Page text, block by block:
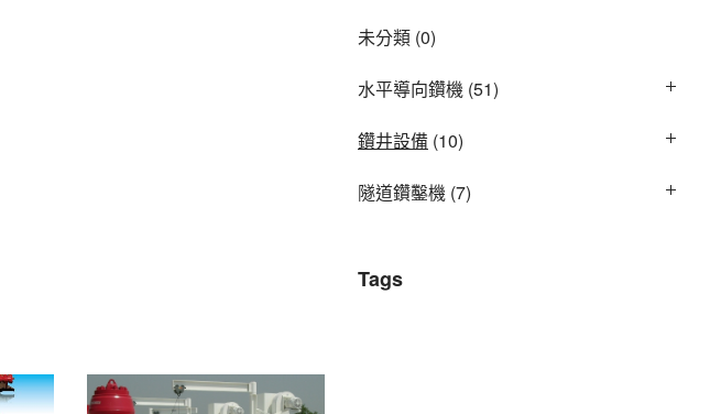
未分類 (0)
水平導向鑽機 (51)
鑽井設備 (10)
隧道鑽鑿機 (7)
Tags